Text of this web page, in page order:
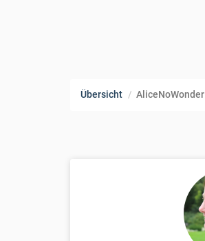
Übersicht AliceNoWonder